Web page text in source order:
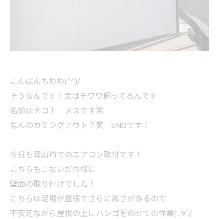
こんばんちわわ(^^)/
そうなんです！実はチワワ飼ってるんです
名前はチコ！ メスです笑
なんのカミングアウト？笑 UNOです！
今日も岡山市でのエアコン取付です！
こちらもこないだ同様に
壁面の取り付けでした！
こちらは足場が屋根でさらに高さがあるので
不安定ながら屋根の上にハシゴをのせての作業( ;∀;)